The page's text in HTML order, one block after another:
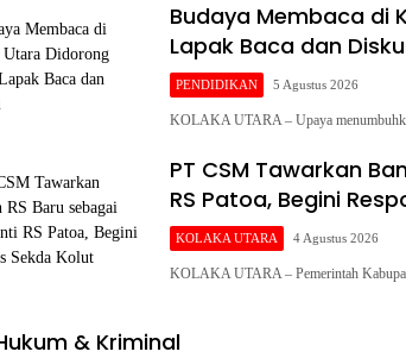
Budaya Membaca di
Lapak Baca dan
PENDIDIKAN 5 Agustus 2026
KOLAKA UTARA – Upaya
PT CSM Tawarkan
RS Patoa, Begini
KOLAKA UTARA 4 Agustus 2026
KOLAKA UTARA – Pemerintah
& Kriminal